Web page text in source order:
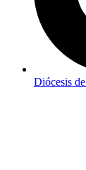
Diócesis